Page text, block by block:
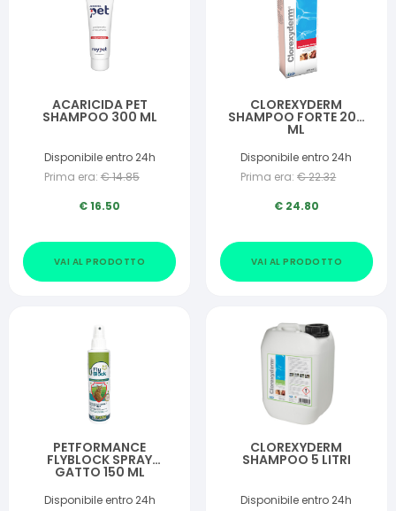
ACARICIDA PET
SHAMPOO 300 ML
Disponibile entro 24h
Prima era: €14.85
€16.50
VAI AL PRODOTTO
CLOREXYDERM
SHAMPOO FORTE 200
ML
Disponibile entro 24h
Prima era: €22.32
€ 24.80
VAI AL PRODOTTO
PETFORMANCE
FLYBLOCK SPRAY
GATTO 150 ML
Disponibile entro 24h
CLOREXYDERM
SHAMPOO 5 LITRI
Disponibile entro 24h